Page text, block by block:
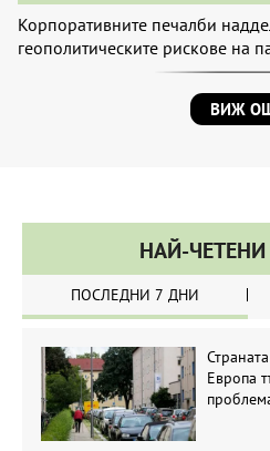
Корпоративните печалби
геополитическите рискове на
ВИЖ
НАЙ-
ПОСЛЕДНИ 7 ДНИ
Европа